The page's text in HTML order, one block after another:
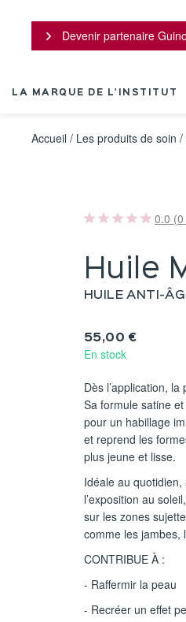
Devenir partenaire
LA MARQUE DE L'INSTITUT
Accueil / Les produits de soin /
0.0
Huile
HUILE ANTI-
55,00 €
En stock
Dès l’application,
Sa formule satine
pour un habillage
et reprend les
plus jeune et lisse.
Idéale au
l’exposition au
sur les zones
comme les
CONTRIBUE À :
- Raffermir la peau
- Recréer un effet